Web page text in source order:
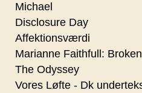
Michael
Disclosure Day
Affektionsværdi
Marianne Faithfull:
The Odyssey
Vores Løfte - Dk